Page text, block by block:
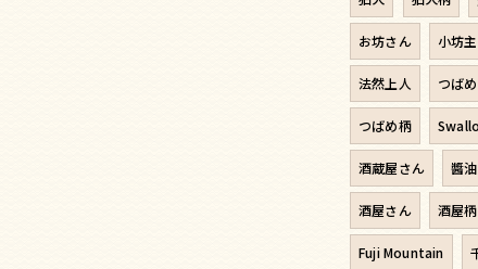
お坊さん 小坊主
法然上人 つばめ
つばめ柄
酒蔵屋さん 醬
酒屋さん 酒屋柄
Fuji Mountain